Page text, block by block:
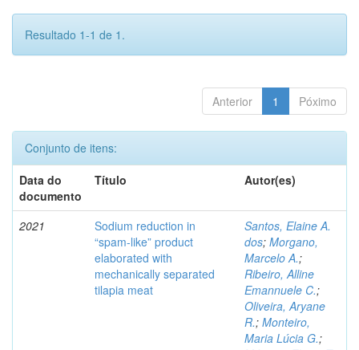
Resultado 1-1 de 1.
Anterior 1 Póximo
Conjunto de itens:
Data do
documento
Título Autor(es)
2021
Sodium reduction in
“spam-like” product
elaborated with
mechanically separated
tilapia meat
Santos, Elaine A.
dos; Morgano,
Marcelo A.;
Ribeiro, Alline
Emannuele C.;
Oliveira, Aryane
R.; Monteiro,
Maria Lúcia G.;